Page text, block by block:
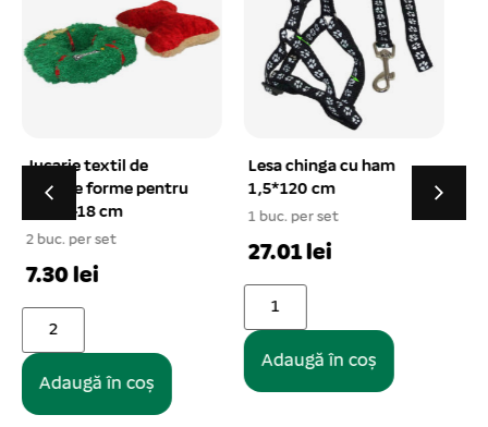
Lesa chinga cu ham
1,5*120 cm
1 buc. per set
27.01 lei
Adaugă în coș
Cleste unghii mic cu
pila pentru caini si
pisici 16 cm
1 buc. per set
Adaugă în coș